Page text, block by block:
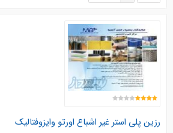
رزین پلی استر غیر اشباع اورتو وایزوفتالیک